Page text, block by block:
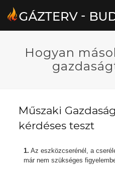
Hogyan
Műszaki
kérdéses teszt
1. Az eszközcserénél, a
már nem szükséges